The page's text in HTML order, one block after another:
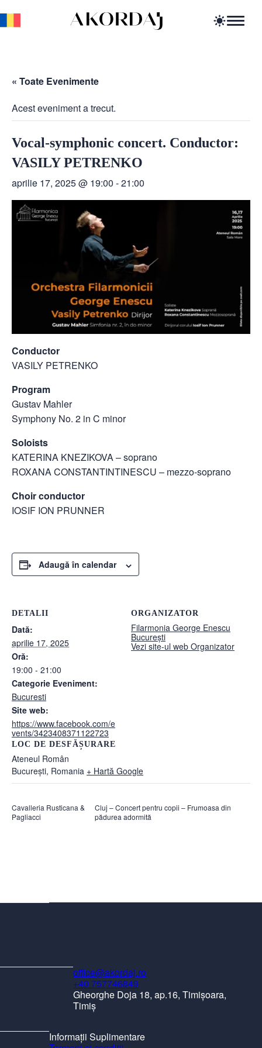
Știri
Evenimente
Resurse
« Toate Evenimente
Acest eveniment a trecut.
Vocal-symphonic concert. Conductor:
VASILY PETRENKO
aprilie 17, 2025 @ 19:00 -21:00
Conductor
VASILY PETRENKO
Program
Gustav Mahler
Symphony No. 2 in C minor
Soloists
KATERINA KNEZIKOVA – soprano
ROXANA CONSTANTINTINESCU – mezzo-soprano
Choir conductor
IOSIF ION PRUNNER
Adaugă în calendar
DETALII
Dată:
aprilie 17, 2025
Oră:
19:00 - 21:00
Categorie Eveniment:
Bucuresti
Site web:
https://www.facebook.com/e
vents/3423408371122723
LOC DE DESFĂȘURARE
Ateneul Român
București, Romania + Hartă Google
ORGANIZATOR
Filarmonia George Enescu
București
Vezi site-ul web Organizator
Cavalleria Rusticana &
Pagliacci
Cluj – Concert pentru copii – Frumoasa din
pădurea adormită
office@akordaj.ro
+40 757746849
Gheorghe Doja 18, ap.16, Timișoara,
Timiș
Informații Suplimentare